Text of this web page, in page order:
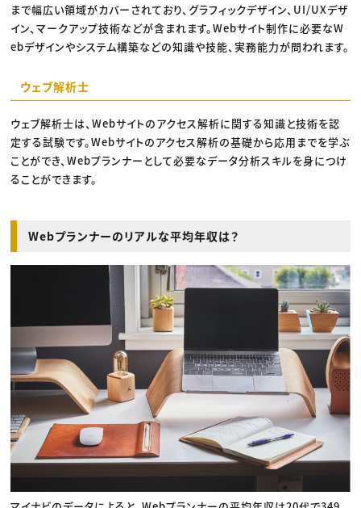
まで幅広い領域がカバーされており、グラフィックデザイン、UI/UXデザ
イン、マークアップ技術などが含まれます。Webサイト制作に必要なW
ebデザインやシステム構築などの知識や技能、実務能力が問われます。
ウェブ解析士
ウェブ解析士は、Webサイトのアクセス解析に関する知識と技術を認
定する試験です。Webサイトのアクセス解析の基礎から応用までを学ぶ
ことができ、Webプランナーとして必要なデータ分析スキルを身につけ
ることができます。
Webプランナーのリアルな平均年収は？